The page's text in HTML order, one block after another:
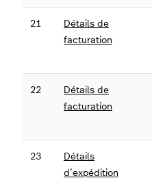
21
Détails de
facturation
22
Détails de
facturation
23
Détails
d’expédition